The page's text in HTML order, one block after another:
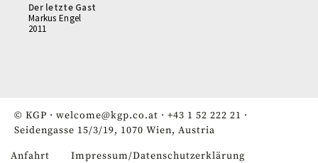
Der letzte Gast
Markus Engel
2011
© KGP · welcome@kgp.co.at · +43 1 52 222 21 ·
Seidengasse 15/3/19, 1070 Wien, Austria
Anfahrt Impressum/Datenschutzerklärung